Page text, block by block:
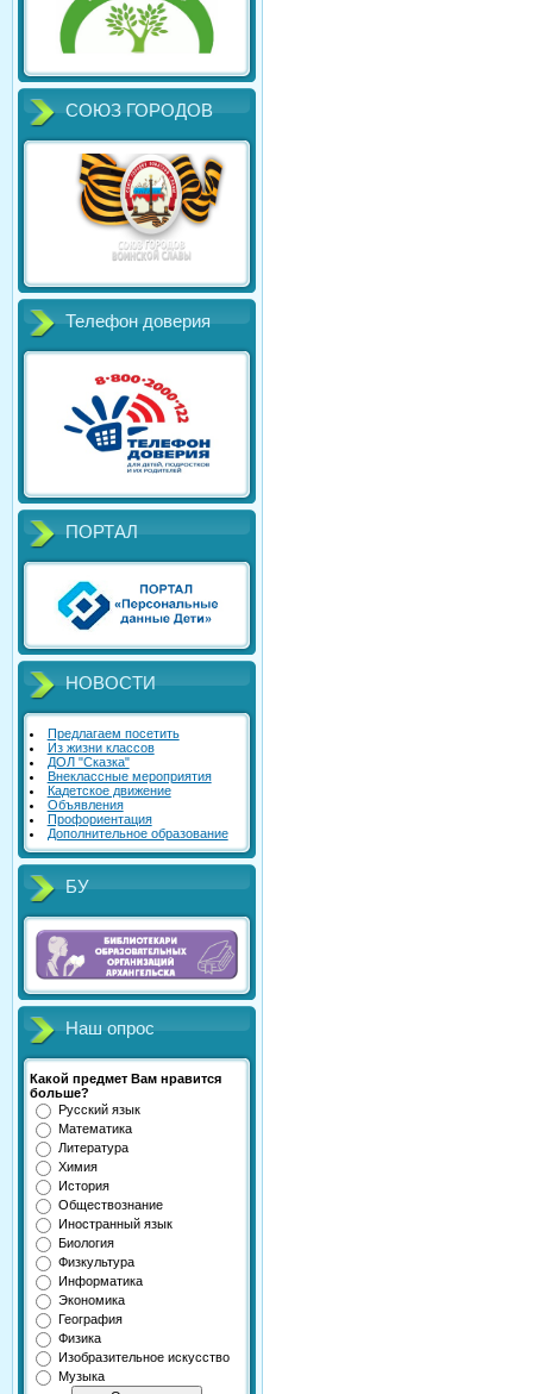
СОЮЗ ГОРОДОВ
Телефон доверия
ПОРТАЛ
НОВОСТИ
Предлагаем посетить
Из жизни классов
ДОЛ "Сказка"
Внеклассные мероприятия
Кадетское движение
Объявления
Профориентация
Дополнительное образование
БУ
Наш опрос
Какой предмет Вам нравится
больше?
Русский язык
Математика
Литература
Химия
История
Обществознание
Иностранный язык
Биология
Физкультура
Информатика
Экономика
География
Физика
Изобразительное искусство
Музыка